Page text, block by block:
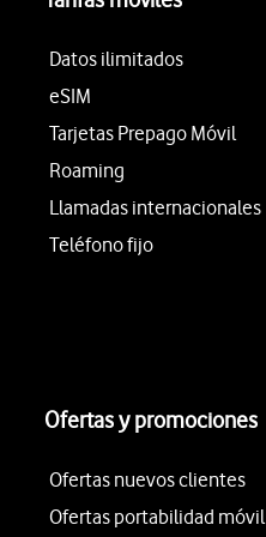
Datos ilimitados
eSIM
Tarjetas Prepago Móvil
Roaming
Llamadas internacionales
Teléfono fijo
Ofertas y promociones
Ofertas nuevos clientes
Ofertas portabilidad móvil